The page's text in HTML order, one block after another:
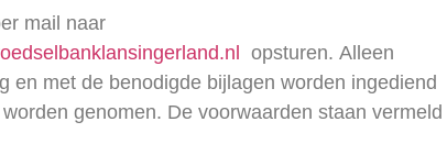
mail naar
opsturen. Alleen
en met de benodigde bijlagen worden ingediend
genomen. De voorwaarden staan vermeld